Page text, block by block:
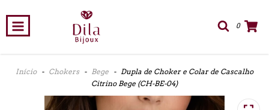
0
Início - Chokers - Bege - Dupla de Choker e Colar de Cascalho
Citrino Bege (CH-BE-04)